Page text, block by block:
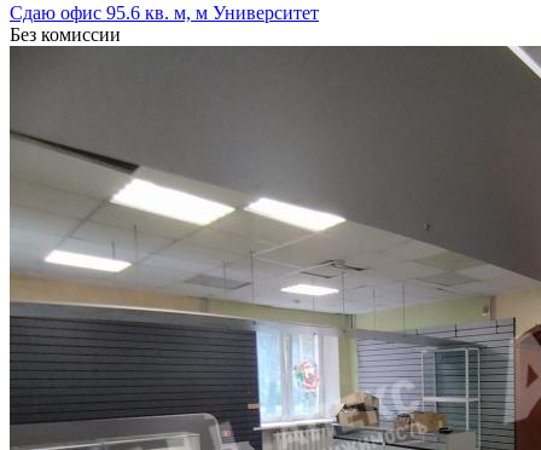
Сдаю офис 95.6 кв. м, м Университет
Без комиссии